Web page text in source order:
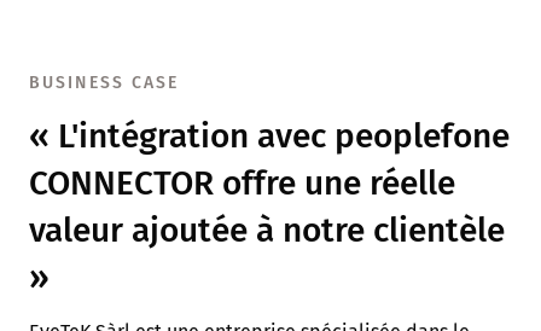
BUSINESS CASE
« L'intégration avec peoplefone
CONNECTOR offre une réelle
valeur ajoutée à notre clientèle
»